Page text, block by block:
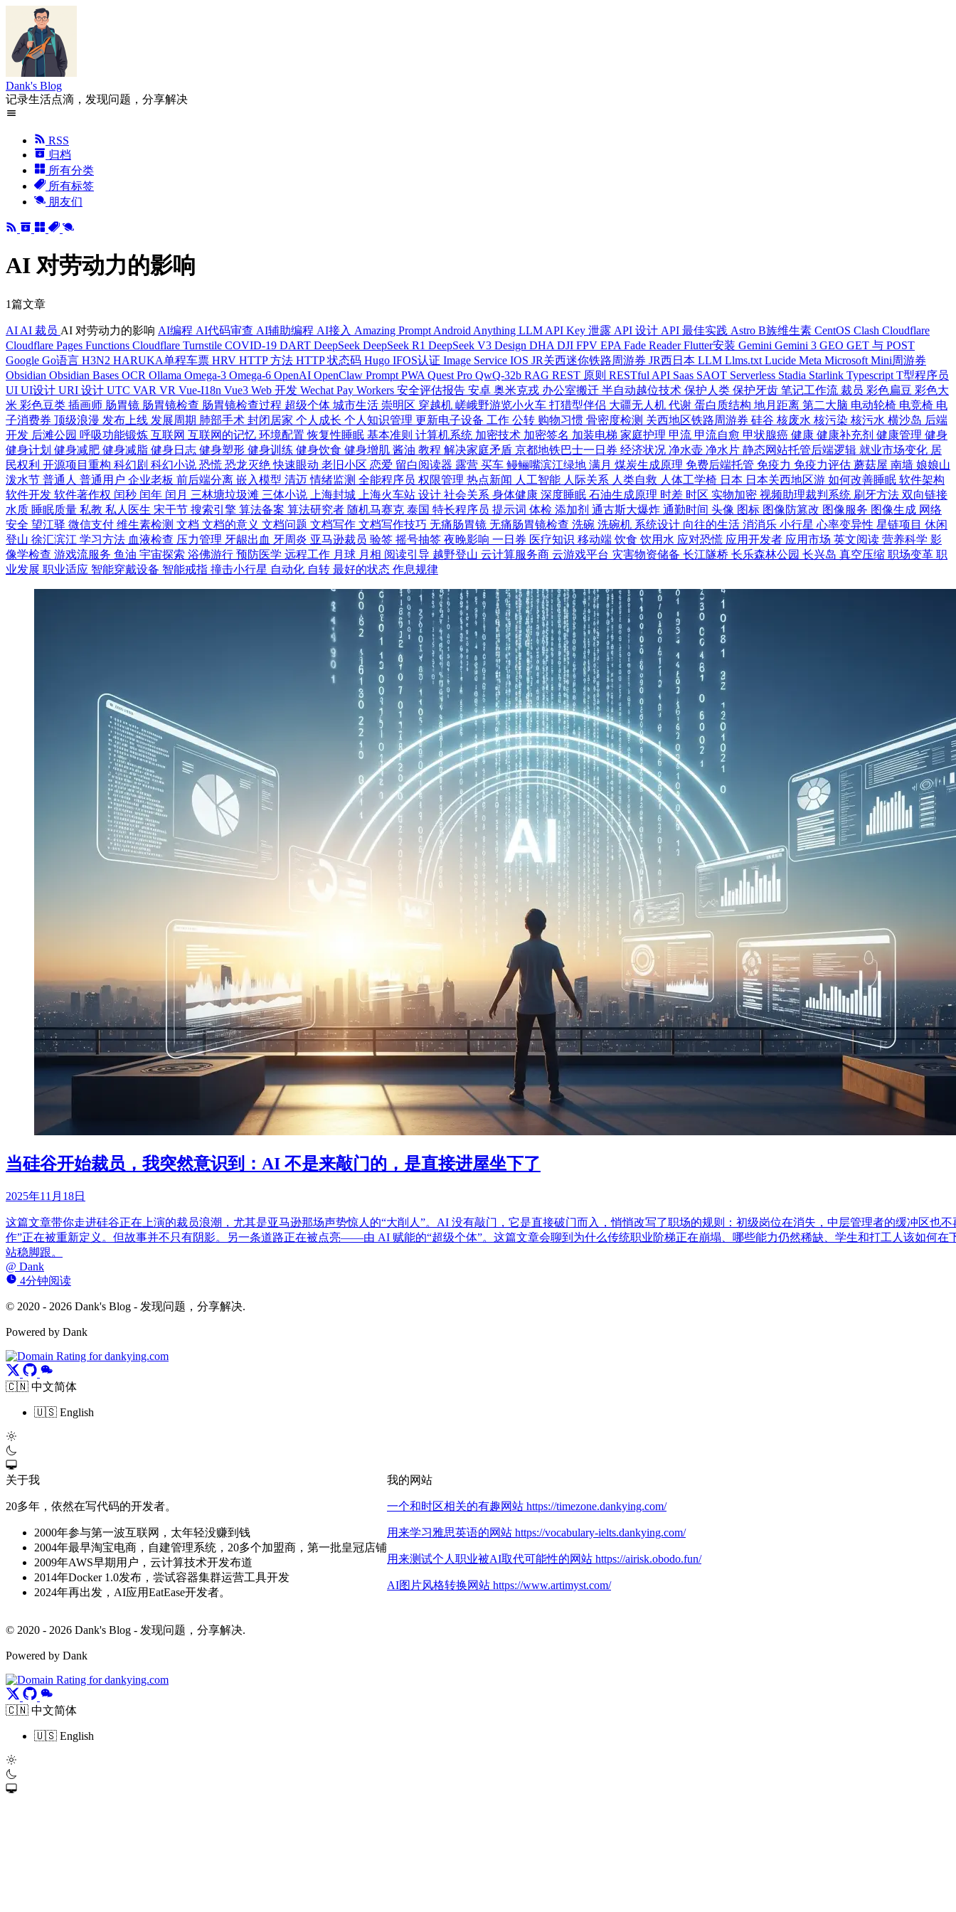
Dank's Blog
记录生活点滴，发现问题，分享解决
RSS
归档
所有分类
所有标签
朋友们
AI 对劳动力的影响
1篇文章
AI AI 裁员 AI 对劳动力的影响 AI编程 AI代码审查 AI辅助编程 AI接入 Amazing Prompt Android Anything LLM API Key 泄露 API 设计 API 最佳实践 Astro B族维生素 CentOS Clash Cloudflare
Cloudflare Pages Functions Cloudflare Turnstile COVID-19 DART DeepSeek DeepSeek R1 DeepSeek V3 Design DHA DJI FPV EPA Fade ReaderFlutter安装 Gemini Gemini 3 GEO GET 与 POST
Google Go语言 H3N2 HARUKA单程车票 HRV HTTP 方法 HTTP 状态码 Hugo IFOS认证 Image Service IOS JR关西迷你铁路周游券 JR西日本 LLM Llms.txt Lucide Meta Microsoft Mini周游券
Obsidian Obsidian Bases OCR Ollama Omega-3 Omega-6 OpenAI OpenClaw Prompt PWA Quest Pro QwQ-32b RAG REST 原则 RESTful API Saas SAOT Serverless Stadia Starlink Typescript T型程序员
UI UI设计 URI 设计 UTC VAR VR Vue-I18n Vue3 Web 开发 Wechat Pay Workers 安全评估报告 安卓 奥米克戎 办公室搬迁 半自动越位技术 保护人类 保护牙齿 笔记工作流 裁员 彩色扁豆 彩色大
米 彩色豆类 插画师 肠胃镜 肠胃镜检查 肠胃镜检查过程 超级个体 城市生活 崇明区 穿越机 嵯峨野游览小火车 打猎型伴侣 大疆无人机 代谢 蛋白质结构 地月距离 第二大脑 电动轮椅 电竞椅 电
子消费券 顶级浪漫 发布上线 发展周期 肺部手术 封闭居家 个人成长 个人知识管理 更新电子设备 工作 公转 购物习惯 骨密度检测 关西地区铁路周游券 硅谷 核废水 核污染 核污水 横沙岛 后端
开发 后滩公园 呼吸功能锻炼 互联网 互联网的记忆 环境配置恢复性睡眠 基本准则 计算机系统 加密技术 加密签名 加装电梯 家庭护理 甲流 甲流自愈 甲状腺癌 健康 健康补充剂 健康管理 健身
健身计划 健身减肥 健身减脂 健身日志 健身塑形 健身训练 健身饮食 健身增肌 酱油 教程 解决家庭矛盾 京都地铁巴士一日券 经济状况 净水壶 净水片 静态网站托管后端逻辑 就业市场变化 居
民权利 开源项目重构 科幻剧 科幻小说 恐慌 恐龙灭绝快速眼动 老旧小区 恋爱 留白阅读器 露营 买车 鳗鲡嘴滨江绿地 满月 煤炭生成原理 免费后端托管 免疫力 免疫力评估 蘑菇屋 南墙 娘娘山
泼水节 普通人 普通用户 企业老板 前后端分离 嵌入模型 清迈情绪监测 全能程序员 权限管理 热点新闻 人工智能 人际关系 人类自救 人体工学椅 日本 日本关西地区游 如何改善睡眠 软件架构
软件开发 软件著作权 闰秒 闰年 闰月 三林塘垃圾滩 三体小说 上海封城 上海火车站 设计 社会关系 身体健康 深度睡眠 石油生成原理 时差 时区 实物加密 视频助理裁判系统 刷牙方法 双向链接
水质 睡眠质量 私教 私人医生 宋干节 搜索引擎 算法备案 算法研究者 随机马赛克 泰国 特长程序员 提示词 体检 添加剂 通古斯大爆炸 通勤时间 头像 图标 图像防篡改 图像服务 图像生成 网络
安全 望江驿 微信支付 维生素检测 文档 文档的意义 文档问题 文档写作 文档写作技巧 无痛肠胃镜 无痛肠胃镜检查 洗碗 洗碗机 系统设计 向往的生活 消消乐 小行星 心率变异性 星链项目 休闲
登山 徐汇滨江 学习方法 血液检查 压力管理 牙龈出血 牙周炎 亚马逊裁员 验签 摇号抽签 夜晚影响 一日券 医疗知识 移动端 饮食 饮用水 应对恐慌 应用开发者 应用市场 英文阅读 营养科学 影
像学检查 游戏流服务 鱼油 宇宙探索 浴佛游行 预防医学 远程工作 月球 月相 阅读引导 越野登山 云计算服务商 云游戏平台 灾害物资储备 长江隧桥 长乐森林公园 长兴岛 真空压缩 职场变革 职
业发展 职业适应 智能穿戴设备 智能戒指 撞击小行星 自动化 自转 最好的状态 作息规律
当硅谷开始裁员，我突然意识到：AI 不是来敲门的，是直接进屋坐下了
2025年11月18日
这篇文章带你走进硅谷正在上演的裁员浪潮，尤其是亚马逊那场声势惊人的“大削人”。AI 没有敲门，它是直接破门而入，悄悄改写了职场的规则：初级岗位在消失，中层管理者的缓冲区也不
作”正在被重新定义。但故事并不只有阴影。另一条道路正在被点亮——由 AI 赋能的“超级个体”。这篇文章会聊到为什么传统职业阶梯正在崩塌、哪些能力仍然稀缺、学生和打工人该如何在
站稳脚跟。
@ Dank
4分钟阅读
© 2020 - 2026 Dank's Blog - 发现问题，分享解决.
Powered by Dank
🇨🇳 中文简体
🇺🇸 English
关于我
20多年，依然在写代码的开发者。
2000年参与第一波互联网，太年轻没赚到钱
2004年最早淘宝电商，自建管理系统，20多个加盟商，第一批皇冠店铺
2009年AWS早期用户，云计算技术开发布道
2014年Docker 1.0发布，尝试容器集群运营工具开发
2024年再出发，AI应用EatEase开发者。
我的网站
一个和时区相关的有趣网站 https://timezone.dankying.com/
用来学习雅思英语的网站 https://vocabulary-ielts.dankying.com/
用来测试个人职业被AI取代可能性的网站 https://airisk.obodo.fun/
AI图片风格转换网站 https://www.artimyst.com/
© 2020 - 2026 Dank's Blog - 发现问题，分享解决.
Powered by Dank
🇨🇳 中文简体
🇺🇸 English